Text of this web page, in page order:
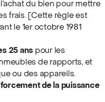
du bien pour mettre
frais. [Cette règle est
le 1er octobre 1981
25 ans pour les
de rapports, et
ou des appareils.
de la puissance